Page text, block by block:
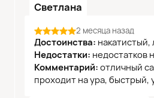
Светлана
2 месяца назад
Достоинства: накатистый,
Недостатки: недостатков
Комментарий: отличный
проходит на ура, быстрый,